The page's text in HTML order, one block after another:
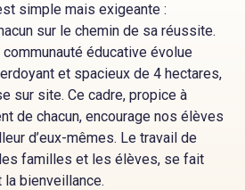
simple mais exigeante :
sur le chemin de sa réussite.
communauté éducative évolue
et spacieux de 4 hectares,
sur site. Ce cadre, propice à
de chacun, encourage nos élèves
d’eux-mêmes. Le travail de
familles et les élèves, se fait
la bienveillance.